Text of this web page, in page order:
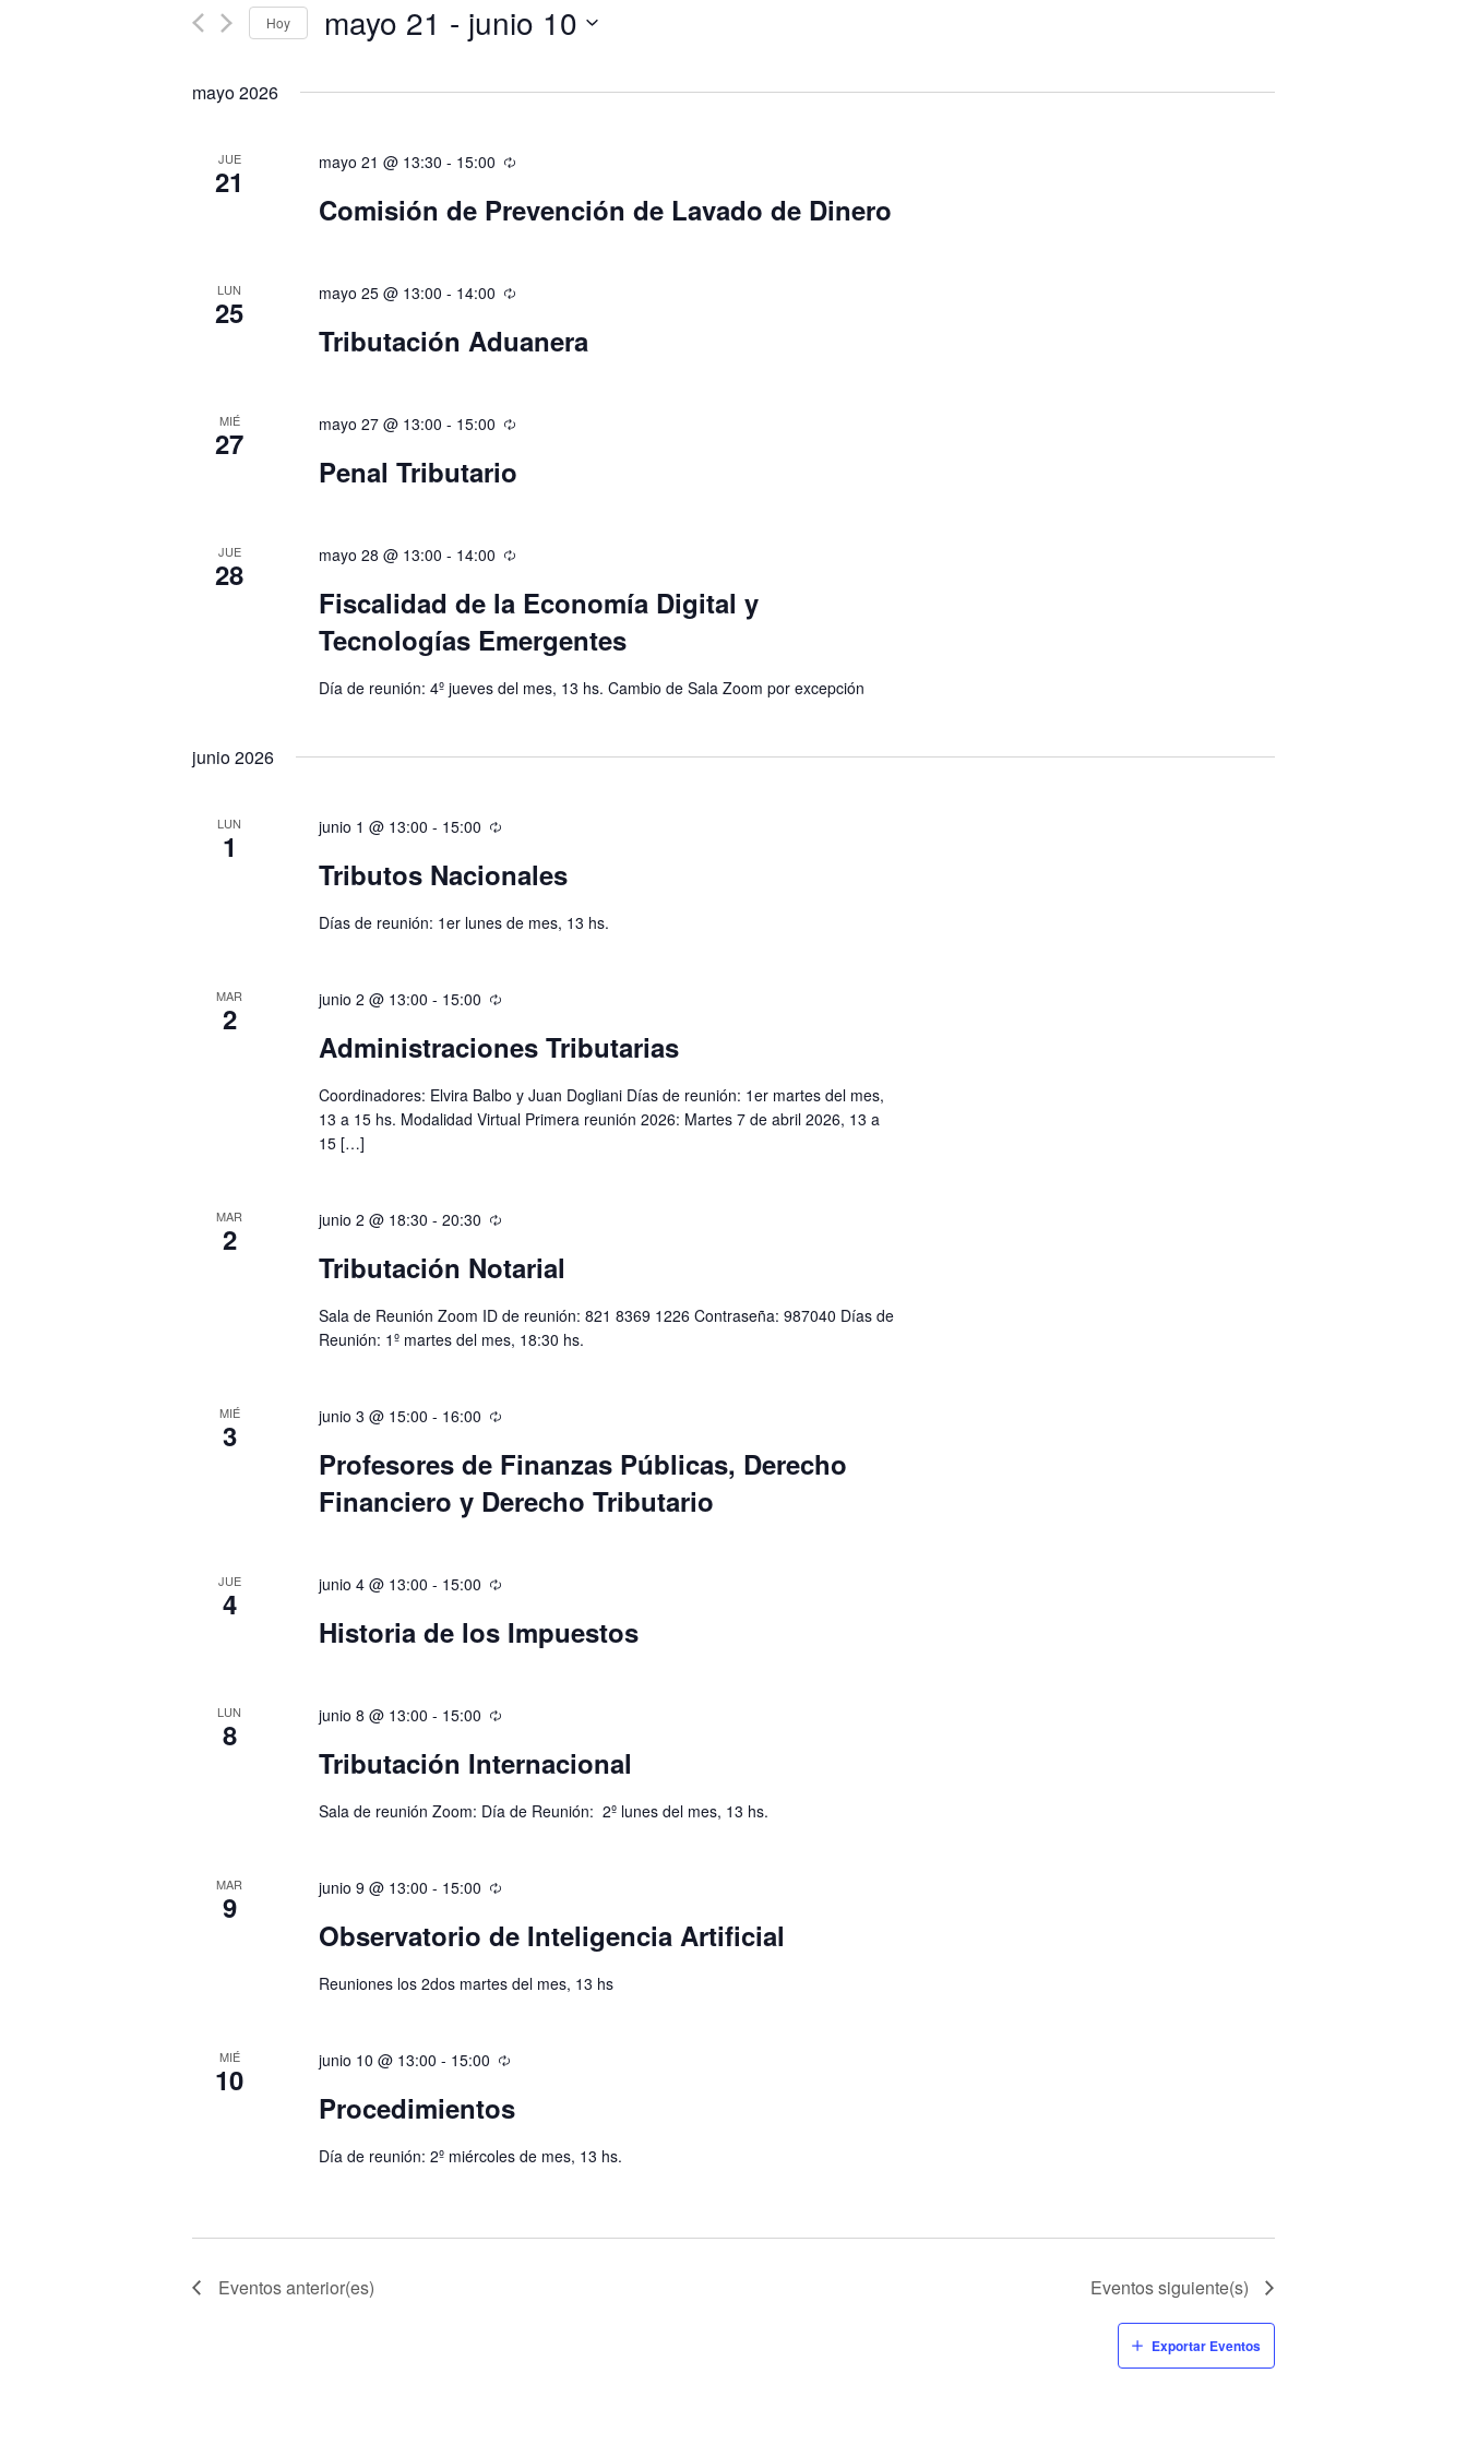
vistas
de
Busca
la
Hoy mayo 21 - junio 10
mayo 2026
JUE
21
mayo 21 @ 13:30 - 15:00
Comisión de Prevención de Lavado de Dinero
LUN
25
mayo 25 @ 13:00 - 14:00
Tributación Aduanera
MIÉ
27
mayo 27 @ 13:00 - 15:00
Penal Tributario
JUE
28
mayo 28 @ 13:00 - 14:00
Fiscalidad de la Economía Digital y
Tecnologías Emergentes
Día de reunión: 4º jueves del mes, 13 hs. Cambio de Sala Zoom por excepción
junio 2026
LUN
1
junio 1 @ 13:00 - 15:00
Tributos Nacionales
Días de reunión: 1er lunes de mes, 13 hs.
MAR
2
junio 2 @ 13:00 - 15:00
Administraciones Tributarias
Coordinadores: Elvira Balbo y Juan Dogliani Días de reunión: 1er martes del mes,
13 a 15 hs. Modalidad Virtual Primera reunión 2026: Martes 7 de abril 2026, 13 a
15 […]
MAR
2
junio 2 @ 18:30 - 20:30
Tributación Notarial
Sala de Reunión Zoom ID de reunión: 821 8369 1226 Contraseña: 987040 Días de
Reunión: 1º martes del mes, 18:30 hs.
MIÉ
3
junio 3 @ 15:00 - 16:00
Profesores de Finanzas Públicas, Derecho
Financiero y Derecho Tributario
JUE
4
junio 4 @ 13:00 - 15:00
Historia de los Impuestos
LUN
8
junio 8 @ 13:00 - 15:00
Tributación Internacional
Sala de reunión Zoom: Día de Reunión: 2º lunes del mes, 13 hs.
MAR
9
junio 9 @ 13:00 - 15:00
Observatorio de Inteligencia Artificial
Reuniones los 2dos martes del mes, 13 hs
MIÉ
10
junio 10 @ 13:00 - 15:00
Procedimientos
Día de reunión: 2º miércoles de mes, 13 hs.
Eventosanterior(es) Eventossiguiente(s)
Exportar Eventos